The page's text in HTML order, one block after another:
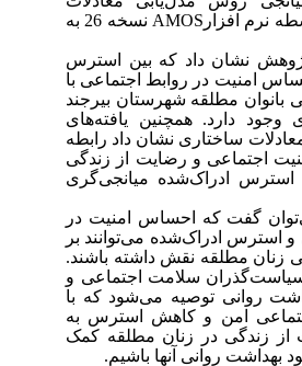
نرمافزار AMOS
نسخه 26 به
نشان داد کهبین استرس
امنیت در روابط اجتماعی با
مطلقه شهرستان بیرجند
وجود دارد. همچنین یافتههای
ساختاری نشان داد رابطه
اجتماعی و رضایت از زندگی
ادراک‌شده میانجی‌گری
گفت که احساس امنیت در
استرس ادراک‌شده می‌توانند بر
زنان مطلقه نقش داشته باشند.
سلامت اجتماعی و
روانی توصیه می‌شود که با
امن و کاهش استرس به
زندگی در زنان مطلقه کمک
بهداشت روانی آنها باشیم.